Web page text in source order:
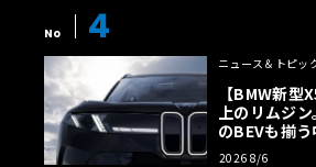
No 4
ニュース＆トピッ
【BMW新型
上のリムジ
のBEVも揃
様の全貌
2026 8/6